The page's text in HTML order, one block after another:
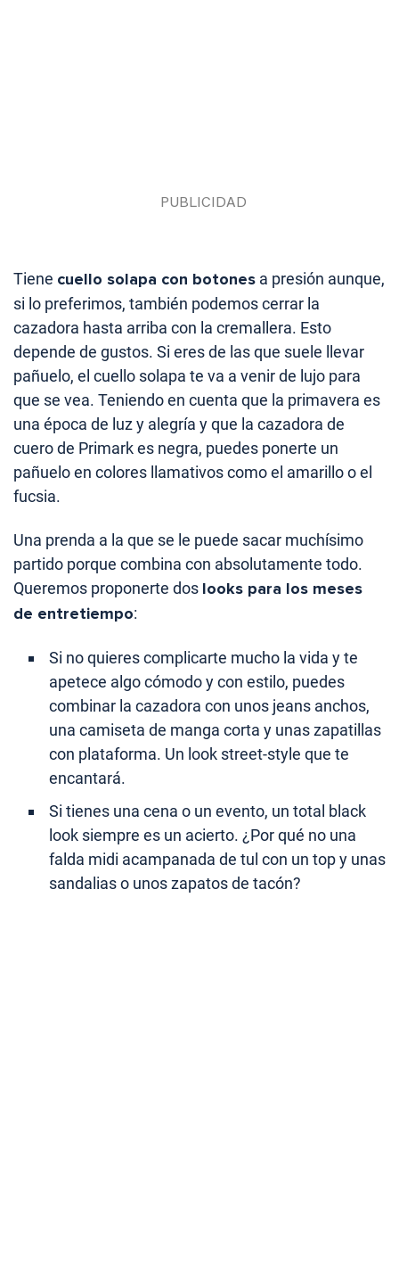
Tiene cuello solapa con botones a presión aunque,
si lo preferimos, también podemos cerrar la
cazadora hasta arriba con la cremallera. Esto
depende de gustos. Si eres de las que suele llevar
pañuelo, el cuello solapa te va a venir de lujo para
que se vea. Teniendo en cuenta que la primavera es
una época de luz y alegría y que la cazadora de
cuero de Primark es negra, puedes ponerte un
pañuelo en colores llamativos como el amarillo o el
fucsia.
Una prenda a la que se le puede sacar muchísimo
partido porque combina con absolutamente todo.
Queremos proponerte dos looks para los meses
de entretiempo:
Si no quieres complicarte mucho la vida y te
apetece algo cómodo y con estilo, puedes
combinar la cazadora con unos jeans anchos,
una camiseta de manga corta y unas zapatillas
con plataforma. Un look street-style que te
encantará.
Si tienes una cena o un evento, un total black
look siempre es un acierto. ¿Por qué no una
falda midi acampanada de tul con un top y unas
sandalias o unos zapatos de tacón?